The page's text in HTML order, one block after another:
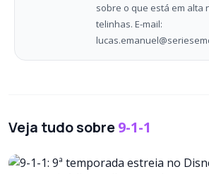
sobre o que está em alta
telinhas. E-mail:
Veja tudo sobre9-1-1